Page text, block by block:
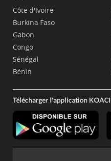
Côte d'Ivoire
Burkina Faso
Gabon
Congo
Sénégal
Bénin
Télécharger l'application KOACI